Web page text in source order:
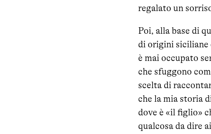
regalato un
Poi, alla base di
di origini siciliane
è mai occupato
che sfuggono
scelta di
che la mia storia
dove è «il figlio»
qualcosa da dire